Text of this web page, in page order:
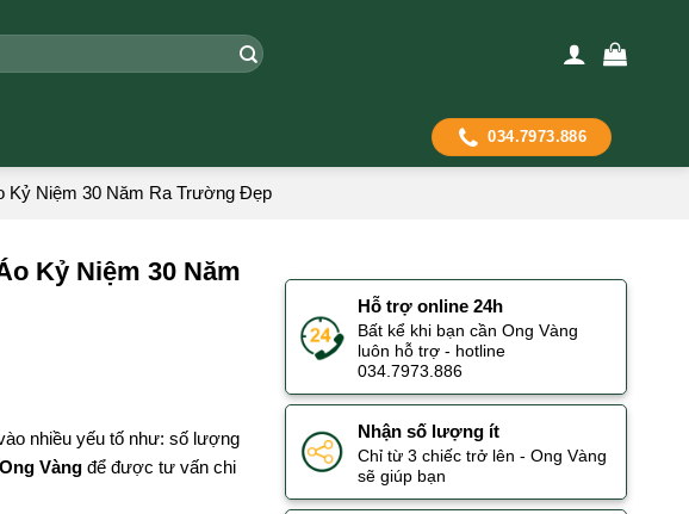
034.7973.886
Kỷ Niệm 30 Năm Ra Trường Đẹp
Kỷ Niệm 30 Năm
nhiều yếu tố như: số lượng
Ong Vàng để được tư vấn chi
Hỗ trợ online 24h
Bất kể khi bạn cần Ong Vàng
luôn hỗ trợ - hotline
034.7973.886
Nhận số lượng ít
Chỉ từ 3 chiếc trở lên - Ong Vàng
sẽ giúp bạn